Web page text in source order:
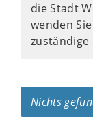
die Stadt
wenden
zuständige
Nichts